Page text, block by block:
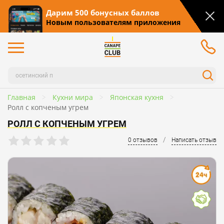
Дарим 500 бонусных баллов
Новым пользователям приложения
Главная Кухни мира
Японская кухня
Ролл с копченым угрем
РОЛЛ С КОПЧЕНЫМ УГРЕМ
0 отзывов / Написать отзыв